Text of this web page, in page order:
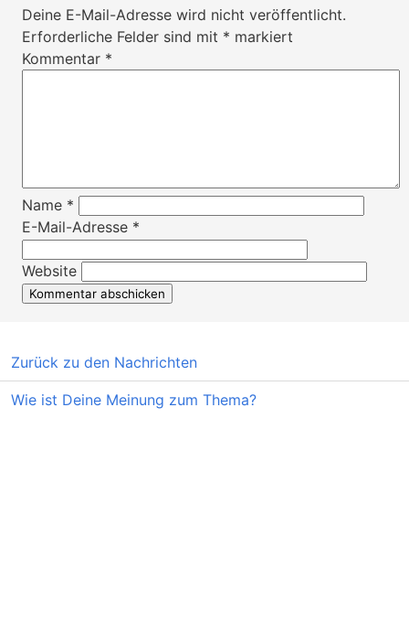
Deine E-Mail-Adresse wird nicht veröffentlicht.
Erforderliche Felder sind mit * markiert
Kommentar *
Name *
E-Mail-Adresse *
Website
Zurück zu den Nachrichten
Wie ist Deine Meinung zum Thema?